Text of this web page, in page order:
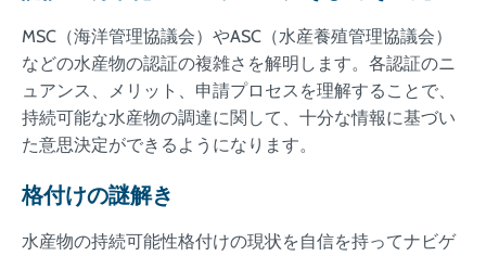
MSC（海洋管理協議会）やASC（水産養殖管理協議会）
などの水産物の認証の複雑さを解明します。各認証のニ
ュアンス、メリット、申請プロセスを理解することで、
持続可能な水産物の調達に関して、十分な情報に基づい
た意思決定ができるようになります。
格付けの謎解き
水産物の持続可能性格付けの現状を自信を持ってナビゲ